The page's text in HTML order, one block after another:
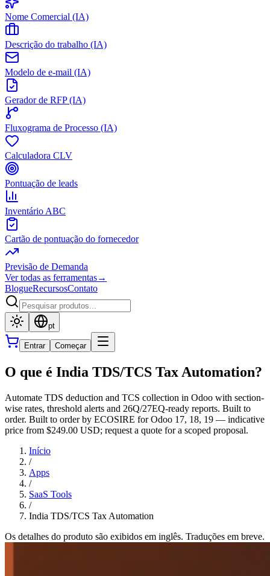
Nome Comercial (IA)
Descrição do trabalho (IA)
Modelo de e-mail (IA)
Gerador de RFP (IA)
Fluxograma de Processo (IA)
Calculadora CLV
Pontuação de leads
Inventário ABC
Cartão de pontuação do fornecedor
Previsão de Demanda
Ver todas as ferramentas→
BlogueRecursosContato
pt
Entrar Começar
O que é India TDS/TCS Tax Automation?
Automate TDS deduction and TCS collection in Odoo with section-
wise rates, threshold alerts and 26Q/27EQ-ready reports. Built to
order. Built to order by ECOSIRE for Odoo 17, 18, 19 — indicative
price from $249.00 USD; request a quote for a scoped proposal.
Início
/
Apps
/
SaaS Tools
/
India TDS/TCS Tax Automation
Os detalhes do produto são exibidos em inglês. Traduções em breve.